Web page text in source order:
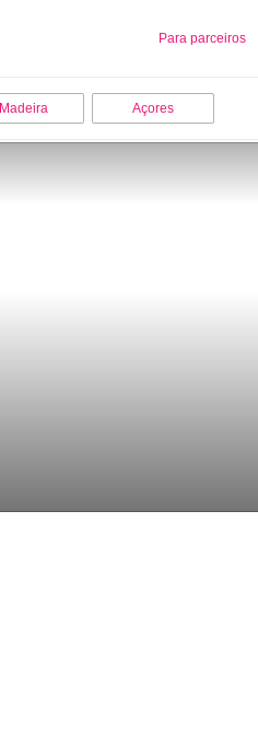
Para parceiros
Sobre nós
Madeira Açores